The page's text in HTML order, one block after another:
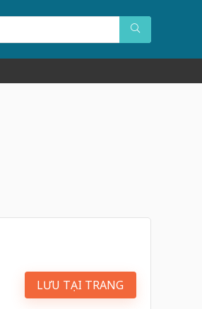
LƯU TẠI TRANG